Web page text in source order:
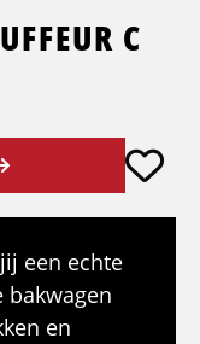
C
een echte
bakwagen
en